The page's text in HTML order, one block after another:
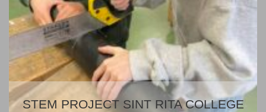
STEM PROJECT SINT RITA COLLEGE